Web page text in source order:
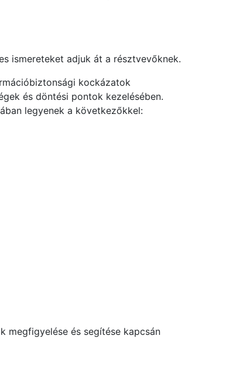
ismereteket adjuk át a résztvevőknek.
kockázatok
és döntési pontok kezelésében.
legyenek a következőkkel:
és segítése kapcsán